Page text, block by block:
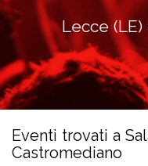
Lecce
Eventi trovati a
Castromediano